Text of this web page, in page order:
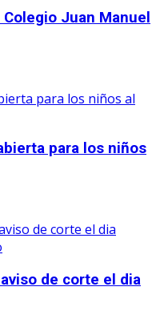
Juan Manuel
para los niños
aviso de corte el dia